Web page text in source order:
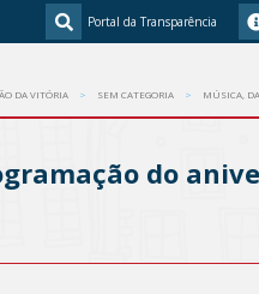
Portal da Transparência
DA VITÓRIA SEM CATEGORIA MÚSICA,
do